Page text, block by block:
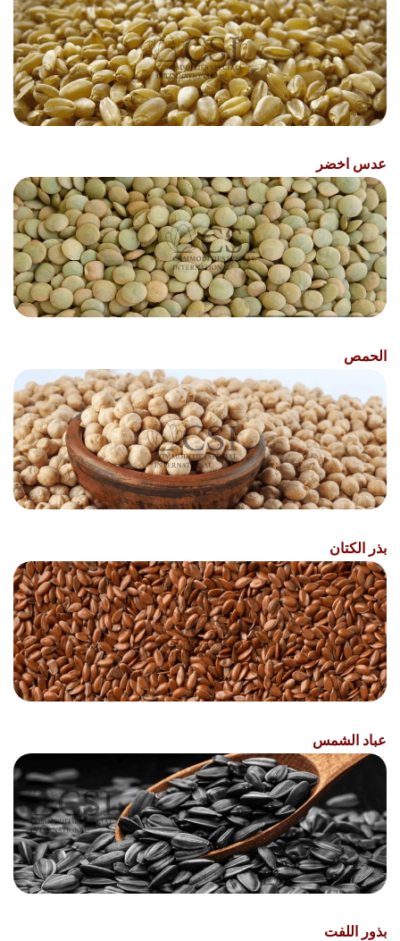
عدس اخضر
الحمص
بذر الكتان
عباد الشمس
بذور اللفت